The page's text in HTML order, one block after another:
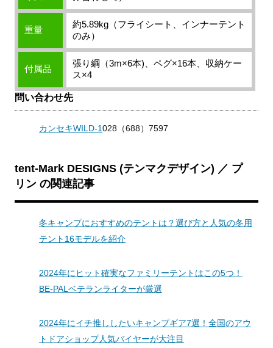
重量
約5.89kg（フライシート、インナーテント
のみ）
付属品
張り綱（3m×6本)、ペグ×16本、収納ケー
ス×4
問い合わせ先
カンセキWILD-1028（688）7597
tent-Mark DESIGNS (テンマクデザイン) ／ プ
リン の関連記事
冬キャンプにおすすめのテントは？選び方と人気の冬用
テント16モデルを紹介
2024年にヒット確実なファミリーテントはこの5つ！
BE-PALベテランライターが厳選
2024年にイチ推ししたいキャンプギア7選！全国のアウ
トドアショップ人気バイヤーが大注目